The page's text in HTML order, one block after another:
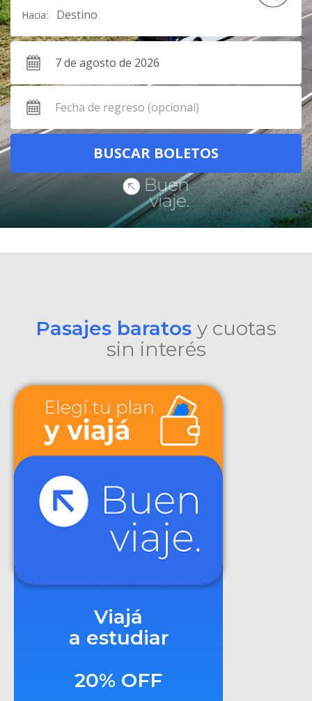
Pasajes baratos y cuotas
sin interés
Viajá
a estudiar
20% OFF